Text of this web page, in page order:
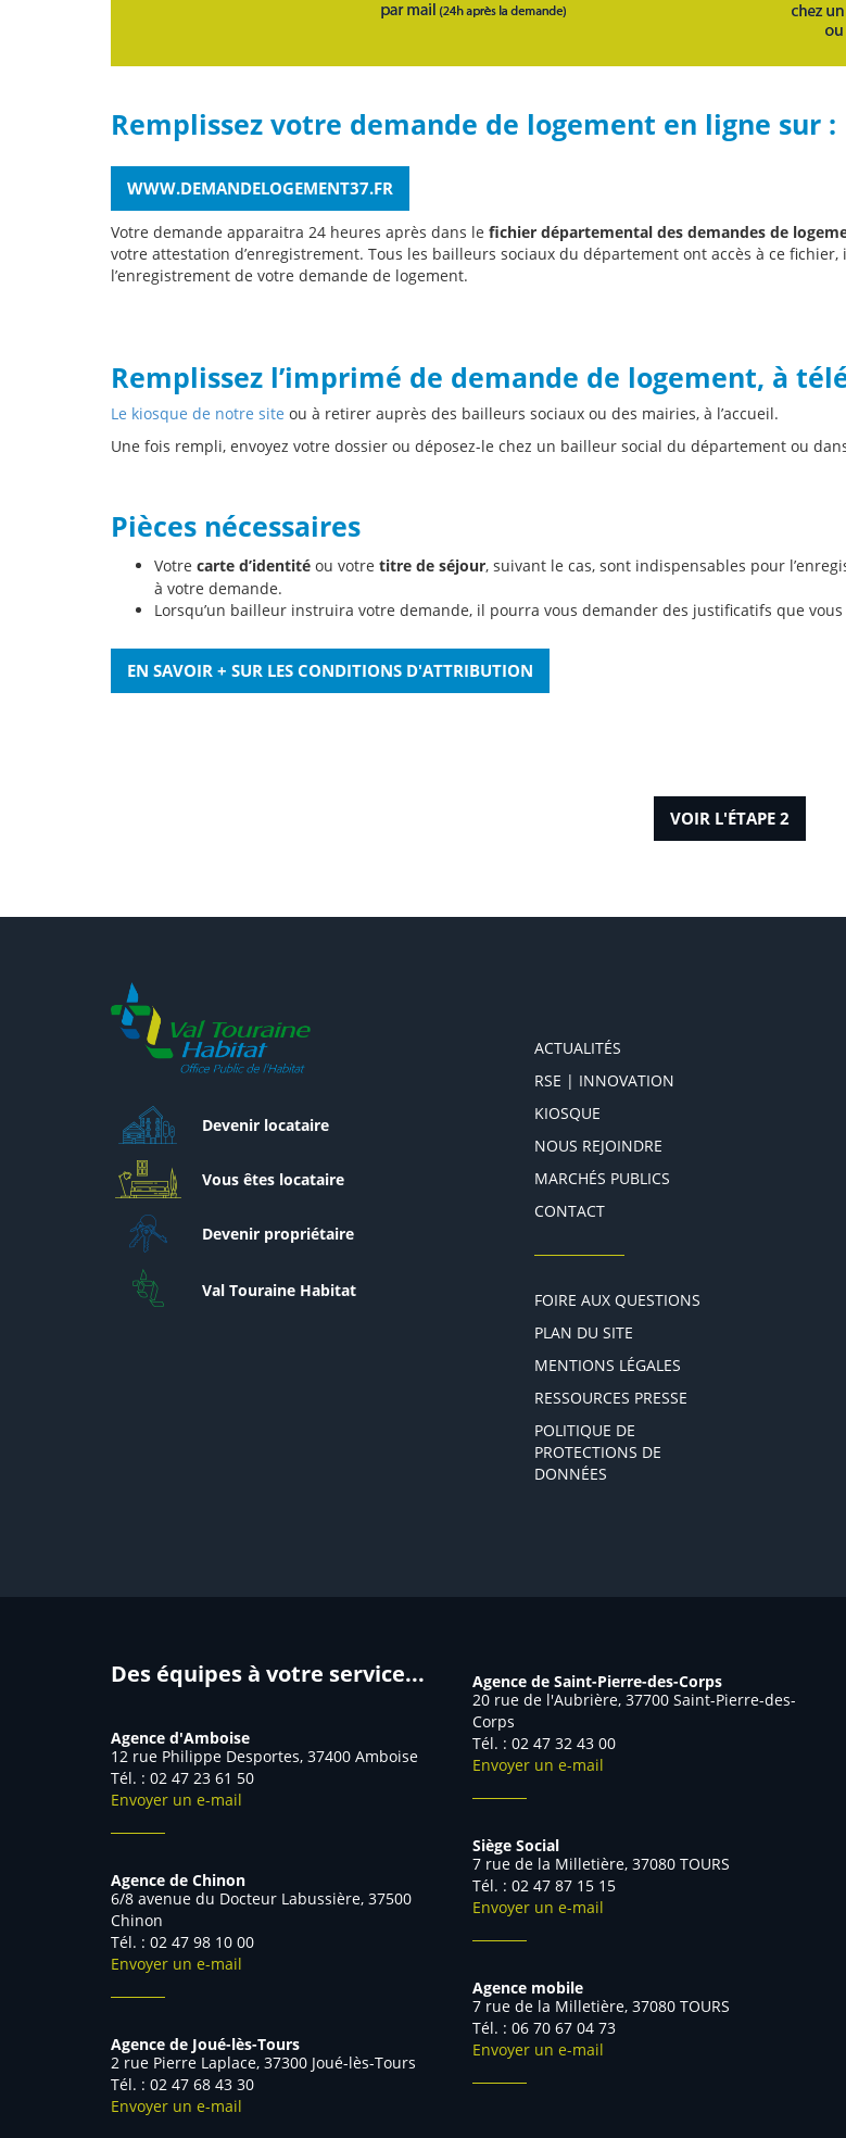
Remplissez votre demande de logement en ligne sur :
WWW.DEMANDELOGEMENT37.FR
Votre demande apparaitra 24 heures après dans le fichier départemental des demandes de
votre attestation d’enregistrement. Tous les bailleurs sociaux du département ont accès à ce
l’enregistrement de votre demande de logement.
Remplissez l’imprimé de demande de logement, à
Le kiosque de notre site ou à retirer auprès des bailleurs sociaux ou des mairies, à l’accueil.
Une fois rempli, envoyez votre dossier ou déposez-le chez un bailleur social du département ou
Pièces nécessaires
Votre carte d’identité ou votre titre de séjour, suivant le cas, sont indispensables pour
à votre demande.
Lorsqu’un bailleur instruira votre demande, il pourra vous demander des justificatifs que
EN SAVOIR + SUR LES CONDITIONS D'ATTRIBUTION
VOIR L'ÉTAPE 2
Devenir locataire
Vous êtes locataire
Devenir propriétaire
Val Touraine Habitat
ACTUALITÉS
RSE | INNOVATION
KIOSQUE
NOUS REJOINDRE
MARCHÉS PUBLICS
CONTACT
FOIRE AUX QUESTIONS
PLAN DU SITE
MENTIONS LÉGALES
RESSOURCES PRESSE
POLITIQUE DE
PROTECTIONS DE
DONNÉES
Des équipes à votre service...
Agence d'Amboise
12 rue Philippe Desportes, 37400 Amboise
Tél. : 02 47 23 61 50
Envoyer un e-mail
Agence de Chinon
6/8 avenue du Docteur Labussière, 37500
Chinon
Tél. : 02 47 98 10 00
Envoyer un e-mail
Agence de Joué-lès-Tours
2 rue Pierre Laplace, 37300 Joué-lès-Tours
Tél. : 02 47 68 43 30
Envoyer un e-mail
Agence de Saint-Pierre-des-Corps
20 rue de l'Aubrière, 37700 Saint-Pierre-des-
Corps
Tél. : 02 47 32 43 00
Envoyer un e-mail
Siège Social
7 rue de la Milletière, 37080 TOURS
Tél. : 02 47 87 15 15
Envoyer un e-mail
Agence mobile
7 rue de la Milletière, 37080 TOURS
Tél. : 06 70 67 04 73
Envoyer un e-mail